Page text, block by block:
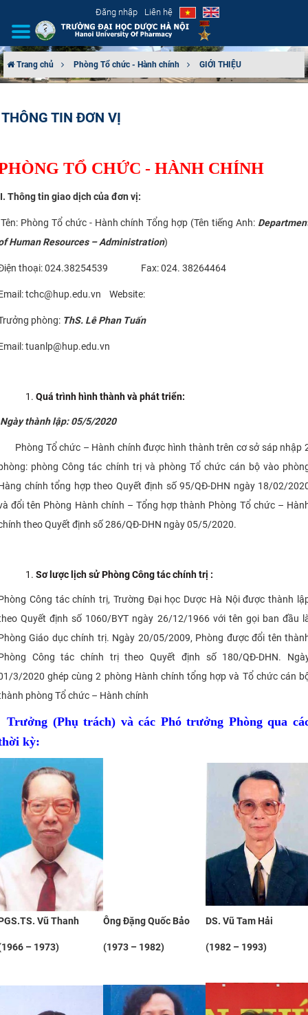
Đăng nhập Liên hệ
CƠ CẤU TỔ CHỨC
TUYỂN SINH
ĐÀO TẠO
ĐẢM BẢO CHẤT LƯỢNG
HTQT
CỰU NGƯỜI HỌC
Trang chủ Phòng Tổ chức - Hành chính GIỚI THIỆU
THÔNG TIN ĐƠN VỊ
TỔ CHỨC - HÀNH CHÍNH
I. Thông tin giao dịch của đơn vị:
Phòng Tổ chức - Hành chính Tổng hợp (Tên tiếng Anh:
Human Resources – Administration)
thoại: 024.38254539 Fax: 024. 38264464
tchc@hup.edu.vn Website:
phòng: ThS. Lê Phan Tuấn
tuanlp@hup.edu.vn
Quá trình hình thành và phát triển:
Ngày thành lập: 05/5/2020
Tổ chức – Hành chính được hình thành trên cơ sở sáp nhập
phòng Công tác chính trị và phòng Tổ chức cán bộ vào
chính tổng hợp theo Quyết định số 95/QĐ-DHN ngày 18/02/
đổi tên Phòng Hành chính – Tổng hợp thành Phòng Tổ chức –
theo Quyết định số 286/QĐ-DHN ngày 05/5/2020.
Sơ lược lịch sử Phòng Công tác chính trị :
Công tác chính trị, Trường Đại học Dược Hà Nội được thành
Quyết định số 1060/BYT ngày 26/12/1966 với tên gọi ban đầu
Giáo dục chính trị. Ngày 20/05/2009, Phòng được đổi tên
Công tác chính trị theo Quyết định số 180/QĐ-DHN.
3/2020 ghép cùng 2 phòng Hành chính tổng hợp và Tổ chức cán
phòng Tổ chức – Hành chính
Trưởng (Phụ trách) và các Phó trưởng Phòng qua
kỳ:
Vũ Thanh
– 1973)
Ông Đặng Quốc Bảo
(1973 – 1982)
DS. Vũ Tam Hải
(1982 – 1993)